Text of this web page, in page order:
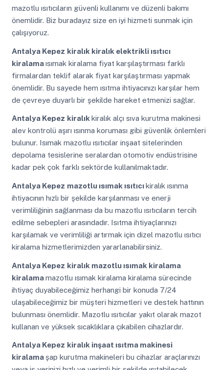
mazotlu ısıtıcıların güvenli kullanımı ve düzenli bakımı
önemlidir. Biz buradayız size en iyi hizmeti sunmak için
çalışıyoruz.
Antalya Kepez kiralık kiralık elektrikli ısıtıcı
kiralamaısımak kiralama fiyat karşılaştırması farklı
firmalardan teklif alarak fiyat karşılaştırması yapmak
önemlidir. Bu sayede hem ısıtma ihtiyacınızı karşılar hem
de çevreye duyarlı bir şekilde hareket etmenizi sağlar.
Antalya Kepez kiralık kiralık alçı sıva kurutma makinesi
alev kontrolü aşırı ısınma koruması gibi güvenlik önlemleri
bulunur. Isımak mazotlu ısıtıcılar inşaat sitelerinden
depolama tesislerine seralardan otomotiv endüstrisine
kadar pek çok farklı sektörde kullanılmaktadır.
Antalya Kepez mazotlu ısımak ısıtıcıkiralık ısınma
ihtiyacının hızlı bir şekilde karşılanması ve enerji
verimliliğinin sağlanması da bu mazotlu ısıtıcıların tercih
edilme sebepleri arasındadır. Isıtma ihtiyaçlarınızı
karşılamak ve verimliliği artırmak için dizel mazotlu ısıtıcı
kiralama hizmetlerimizden yararlanabilirsiniz.
Antalya Kepez kiralık mazotlu ısımak kiralama
kiralamamazotlu ısımak kiralama kiralama sürecinde
ihtiyaç duyabileceğimiz herhangi bir konuda 7/24
ulaşabileceğimiz bir müşteri hizmetleri ve destek hattının
bulunması önemlidir. Mazotlu ısıtıcılar yakıt olarak mazot
kullanan ve yüksek sıcaklıklara çıkabilen cihazlardır.
Antalya Kepez kiralık inşaat ısıtma makinesi
kiralama şap kurutma makineleri bu cihazlar araçlarınızı